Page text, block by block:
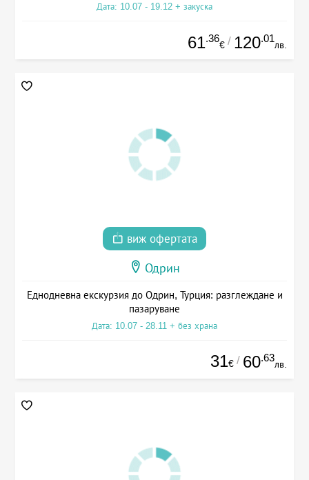
Дата: 10.07 - 19.12 + закуска
61.36
€ / 120.01
лв.
виж офертата
Одрин
Еднодневна екскурзия до Одрин, Турция: разглеждане и
пазаруване
Дата: 10.07 - 28.11 + без храна
31€ / 60.63
лв.